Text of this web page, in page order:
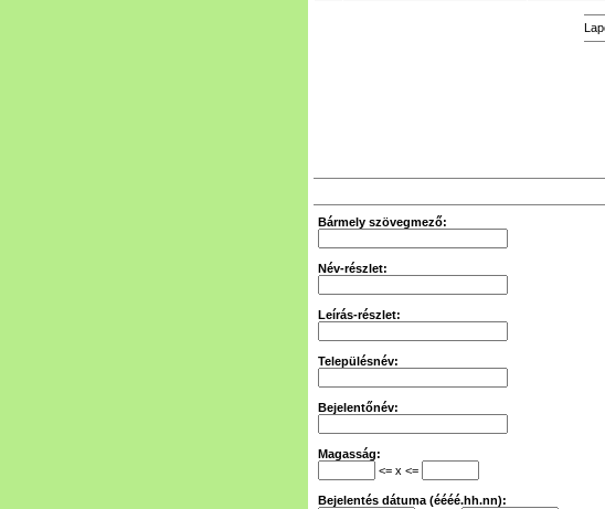
Bármely szövegmező:
Név-részlet:
Leírás-részlet:
Településnév:
Bejelentőnév:
Magasság:
<= x <=
Bejelentés dátuma (éééé.hh.nn):